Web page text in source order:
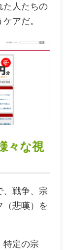
た人たちの
アだ。
々な視
、戦争、宗
（悲嘆）を
特定の宗